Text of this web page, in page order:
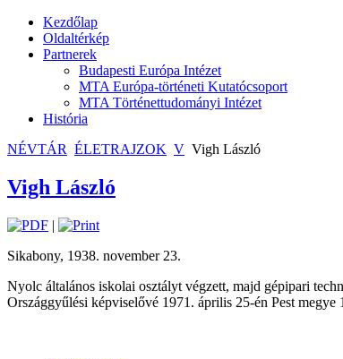
Kezdőlap
Oldaltérkép
Partnerek
Budapesti Európa Intézet
MTA Európa-történeti Kutatócsoport
MTA Történettudományi Intézet
História
NÉVTÁR ÉLETRAJZOK V Vigh László
Vigh László
|
Sikabony, 1938. november 23.
Nyolc általános iskolai osztályt végzett, majd gépipari
Országgyűlési képviselővé 1971. április 25-én Pest